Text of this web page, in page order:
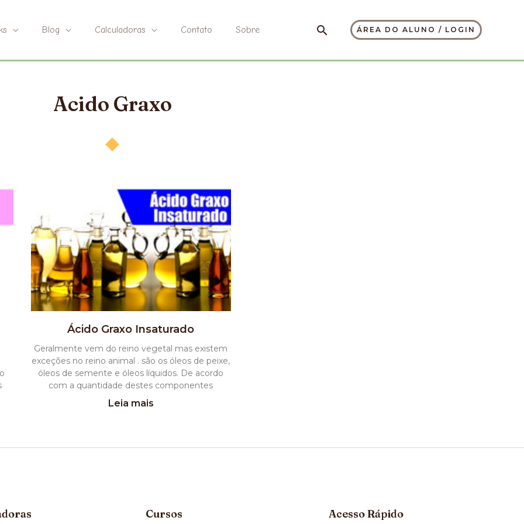
Blog Calculadoras Contato Sobre PesquisarÁREA DO ALUNO / LOGIN
Acido Graxo
Ácido Graxo Insaturado
Geralmente vem do reino vegetal mas existem
exceções no reino animal . são os óleos de peixe,
óleos de semente e óleos líquidos. De acordo
com a quantidade destes componentes
Leia mais
Cursos Acesso Rápido